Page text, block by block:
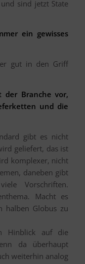
sind jetzt State
ein gewisses
gut in den Griff
der Branche vor,
und die
gibt es nicht
geliefert, das ist
komplexer, nicht
daneben gibt
Vorschriften.
Macht es
halben Globus zu
Hinblick auf die
da überhaupt
weiterhin analog